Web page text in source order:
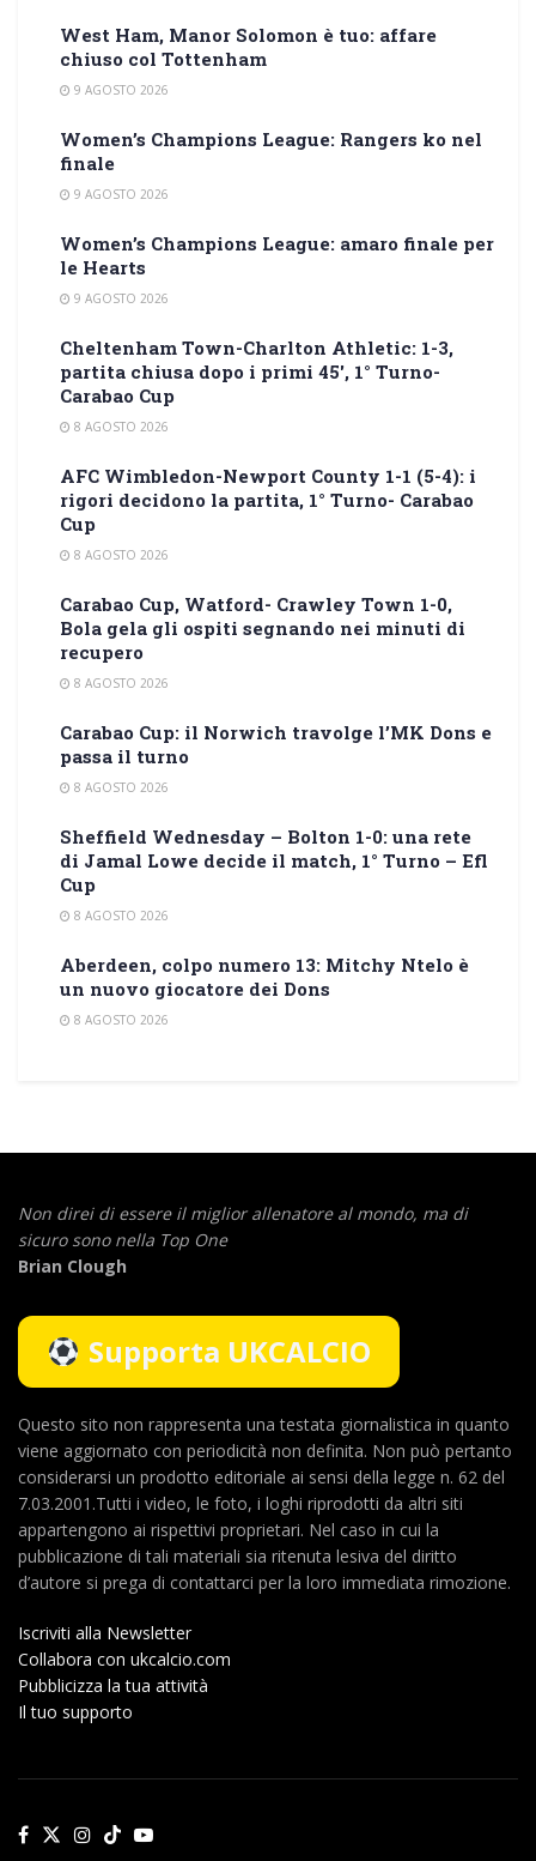
West Ham, Manor Solomon è tuo: affare
chiuso col Tottenham
9 AGOSTO 2026
Women’s Champions League: Rangers ko nel
finale
9 AGOSTO 2026
Women’s Champions League: amaro finale per
le Hearts
9 AGOSTO 2026
Cheltenham Town-Charlton Athletic: 1-3,
partita chiusa dopo i primi 45′, 1° Turno-
Carabao Cup
8 AGOSTO 2026
AFC Wimbledon-Newport County 1-1 (5-4): i
rigori decidono la partita, 1° Turno- Carabao
Cup
8 AGOSTO 2026
Carabao Cup, Watford- Crawley Town 1-0,
Bola gela gli ospiti segnando nei minuti di
recupero
8 AGOSTO 2026
Carabao Cup: il Norwich travolge l’MK Dons e
passa il turno
8 AGOSTO 2026
Sheffield Wednesday – Bolton 1-0: una rete
di Jamal Lowe decide il match, 1° Turno – Efl
Cup
8 AGOSTO 2026
Aberdeen, colpo numero 13: Mitchy Ntelo è
un nuovo giocatore dei Dons
8 AGOSTO 2026
Non direi di essere il miglior allenatore al mondo, ma di
sicuro sono nella Top One
Brian Clough
Supporta UKCALCIO
Questo sito non rappresenta una testata giornalistica in quanto
viene aggiornato con periodicità non definita. Non può pertanto
considerarsi un prodotto editoriale ai sensi della legge n. 62 del
7.03.2001.Tutti i video, le foto, i loghi riprodotti da altri siti
appartengono ai rispettivi proprietari. Nel caso in cui la
pubblicazione di tali materiali sia ritenuta lesiva del diritto
d’autore si prega di contattarci per la loro immediata rimozione.
Iscriviti alla Newsletter
Collabora con ukcalcio.com
Pubblicizza la tua attività
Il tuo supporto